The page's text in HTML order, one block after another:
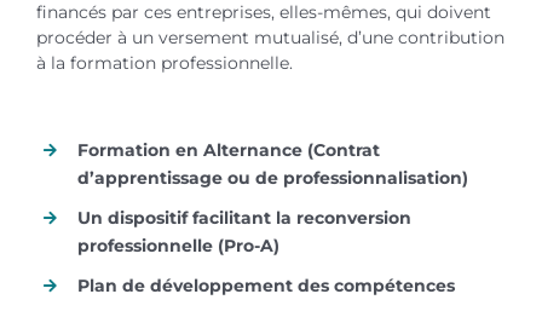
financés par ces entreprises, elles-mêmes, qui doivent
procéder à un versement mutualisé, d’une contribution
à la formation professionnelle.
Formation en Alternance (Contrat
d’apprentissage ou de professionnalisation)
Un dispositif facilitant la reconversion
professionnelle (Pro-A)
Plan de développement des compétences